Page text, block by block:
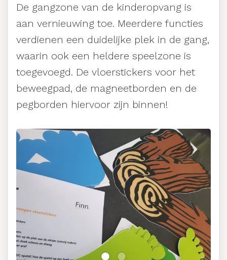
De gangzone van de kinderopvang is
aan vernieuwing toe. Meerdere functies
verdienen een duidelijke plek in de gang,
waarin ook een heldere speelzone is
toegevoegd. De vloerstickers voor het
beweegpad, de magneetborden en de
pegborden hiervoor zijn binnen!